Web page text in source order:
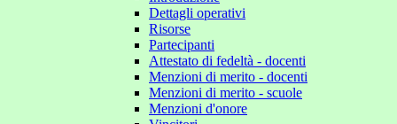
Dettagli operativi
Risorse
Partecipanti
Attestato di fedeltà - docenti
Menzioni di merito - docenti
Menzioni di merito - scuole
Menzioni d'onore